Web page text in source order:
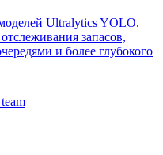
Ultralytics YOLO.
запасов,
и более глубокого